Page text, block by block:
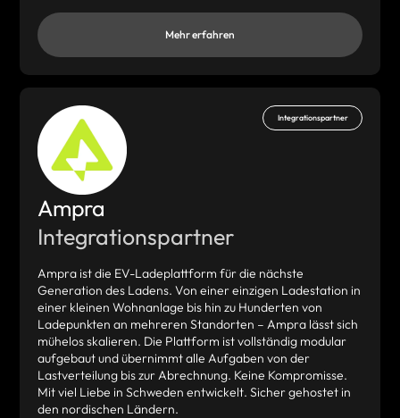
Mehr erfahren
Integrationspartner
Ampra
Integrationspartner
Ampra ist die EV-Ladeplattform für die nächste
Generation des Ladens. Von einer einzigen Ladestation in
einer kleinen Wohnanlage bis hin zu Hunderten von
Ladepunkten an mehreren Standorten – Ampra lässt sich
mühelos skalieren. Die Plattform ist vollständig modular
aufgebaut und übernimmt alle Aufgaben von der
Lastverteilung bis zur Abrechnung. Keine Kompromisse.
Mit viel Liebe in Schweden entwickelt. Sicher gehostet in
den nordischen Ländern.